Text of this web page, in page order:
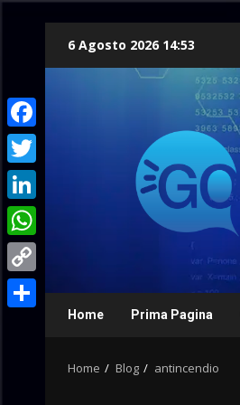
6 Agosto 2026 14:53
Home Prima Pagina
Home Blog antincendio
Facebook
Twitter
LinkedIn
WhatsApp
Copy